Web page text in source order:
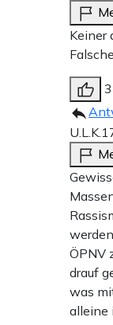
Keiner
U.L.K.
ÖPNV
drauf
was
alleine